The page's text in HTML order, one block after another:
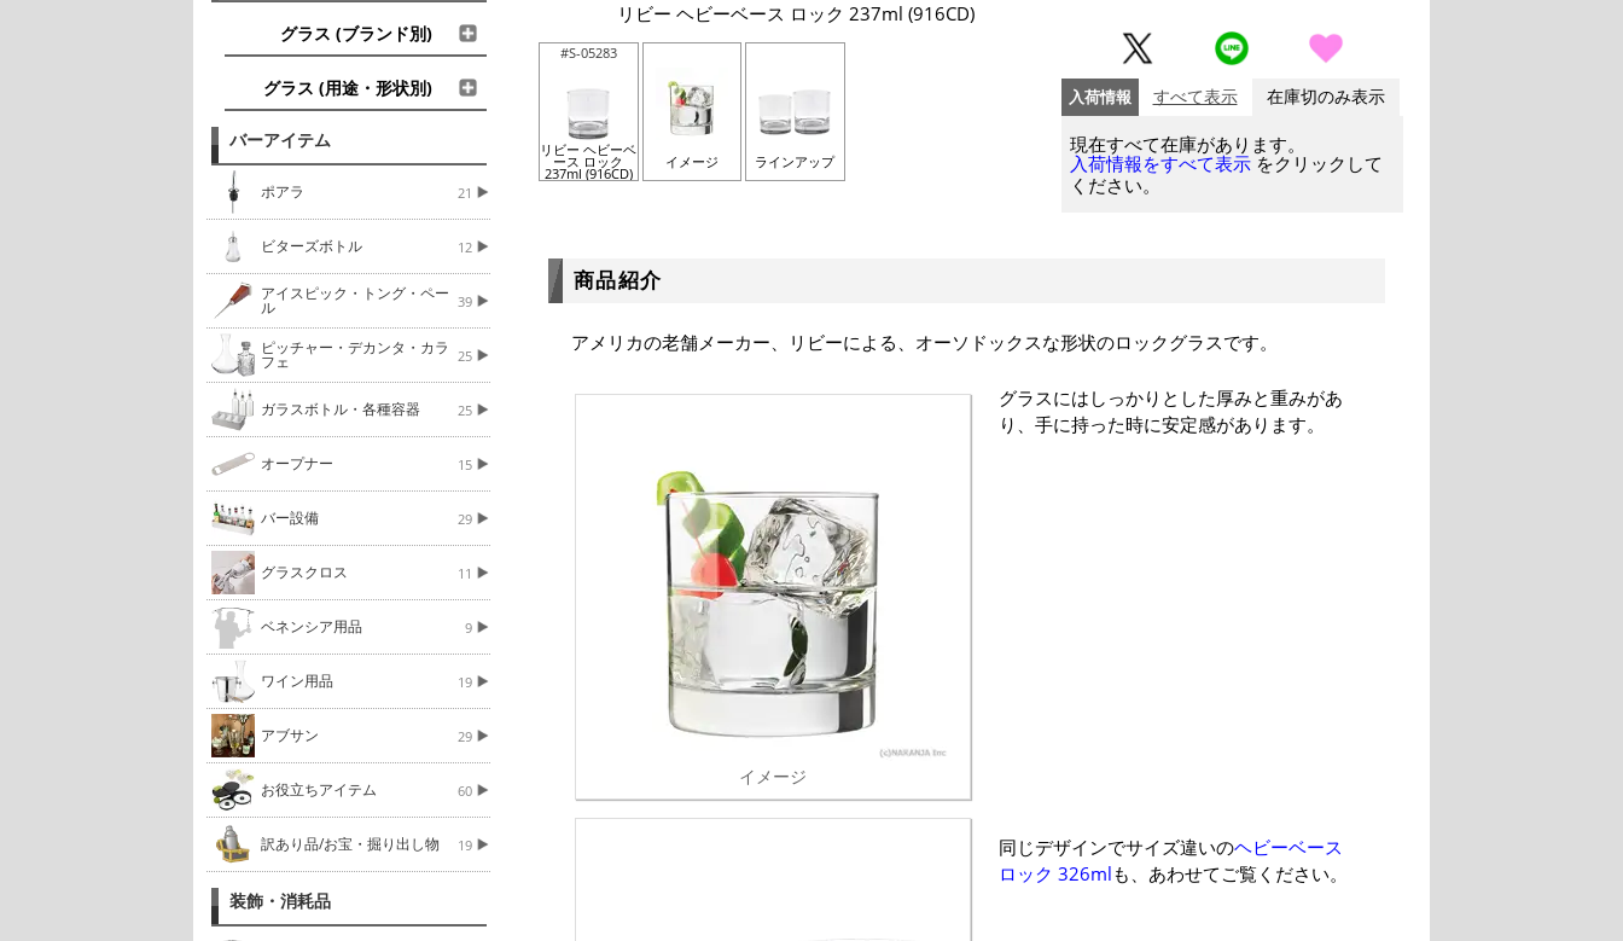
グラス (ブランド別)
グラス (用途・形状別)
バーアイテム
ポアラ 21
ビターズボトル 12
アイスピック・トング・ペー
ル 39
ピッチャー・デカンタ・カラ
フェ 25
ガラスボトル・各種容器 25
オープナー 15
バー設備 29
グラスクロス 11
ベネンシア用品 9
ワイン用品 19
アブサン 29
お役立ちアイテム 60
訳あり品/お宝・掘り出し物 19
装飾・消耗品
リビー ヘビーベース ロック 237ml (916CD)
#S-05283
リビー ヘビーベ
ース ロック
237ml (916CD)
イメージ ラインアップ
入荷情報 すべて表示 在庫切のみ表示
現在すべて在庫があります。
入荷情報をすべて表示 をクリックして
ください。
商品紹介
アメリカの老舗メーカー、リビーによる、オーソドックスな形状のロックグラスです。
イメージ
グラスにはしっかりとした厚みと重みがあ
り、手に持った時に安定感があります。
同じデザインでサイズ違いのヘビーベース
ロック 326mlも、あわせてご覧ください。